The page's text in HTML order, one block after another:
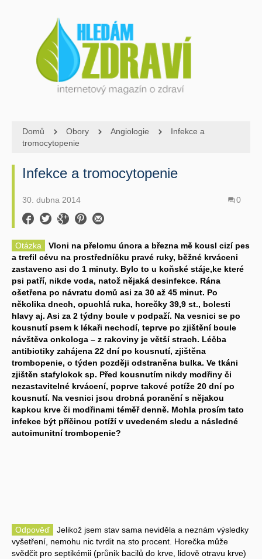
Domů Obory Angiologie
Infekce a
tromocytopenie
Infekce a tromocytopenie
30. dubna 2014 0
Otázka
Vloni na přelomu února a března mě kousl cizí pes
a trefil cévu na prostředníčku pravé ruky, běžné krváceni
zastaveno asi do 1 minuty. Bylo to u koňské stáje,ke které
psi patří, nikde voda, natož nějaká desinfekce. Rána
ošetřena po návratu domů asi za 30 až 45 minut. Po
několika dnech, opuchlá ruka, horečky 39,9 st., bolesti
hlavy aj. Asi za 2 týdny boule v podpaží. Na vesnici se po
kousnutí psem k lékaři nechodí, teprve po zjištění boule
návštěva onkologa – z rakoviny je větší strach. Léčba
antibiotiky zahájena 22 dní po kousnutí, zjištěna
trombopenie, o týden později odstraněna bulka. Ve tkáni
zjištěn stafylokok sp. Před kousnutím nikdy modřiny či
nezastavitelné krvácení, poprve takové potíže 20 dní po
kousnutí. Na vesnici jsou drobná poranění s nějakou
kapkou krve či modřinami téměř denně. Mohla prosím tato
infekce být příčinou potíží v uvedeném sledu a následné
autoimunitní trombopenie?
Odpověď
Jelikož jsem stav sama neviděla a neznám výsledky
vyšetření, nemohu nic tvrdit na sto procent. Horečka může
svědčit pro septikémii (průnik bacilů do krve, lidově otravu krve)